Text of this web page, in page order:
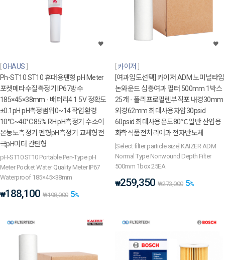
OHAUS
Ph-ST10 ST10 휴대용펜형 pH Meter
포켓메타수질측정기 IP67방수
185×45×38mm - 배터리4 1.5V 정확도
±0.1pH pH측정범위0~14 작업환경
10°C~40°C 85% RH pH측정기 수소이
온농도측정기 펜형pH측정기 교체형전
극pH미터 간편형
pH-ST10 ST10 Portable Pen-Type pH
Meter Pocket Water Quality Meter IP67
Waterproof 185×45×38mm
₩188,100 ₩198,000 5%
카이저
[여과입도선택] 카이저 ADM 노미널타입
논와운드 심층여과 필터 500mm 1박스
25개 - 폴리프로필렌부직포 내경30mm
외경62mm 최대사용차압30psid
60psid 최대사용온도80℃ 일반 산업용
화학식품전처리여과 전자반도체
[Select filter particle size] KAIZER ADM
Normal Type Nonwound Depth Filter
500mm 1box 25EA
₩259,350 ₩273,000 5%